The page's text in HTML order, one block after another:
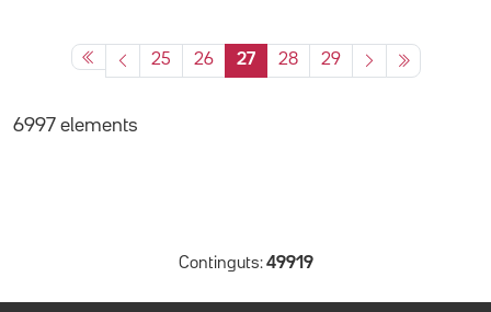
25 26 27 28 29
6997 elements
Continguts: 49919